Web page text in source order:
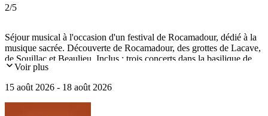
2/5
Séjour musical à l'occasion d'un festival de Rocamadour, dédié à la
musique sacrée. Découverte de Rocamadour, des grottes de Lacave,
de Souillac et Beaulieu. Inclus : trois concerts dans la basilique de
Rocamadour ou la vallée de l'Alzou avec transferts en navette et
Voir plus
15 août 2026 - 18 août 2026